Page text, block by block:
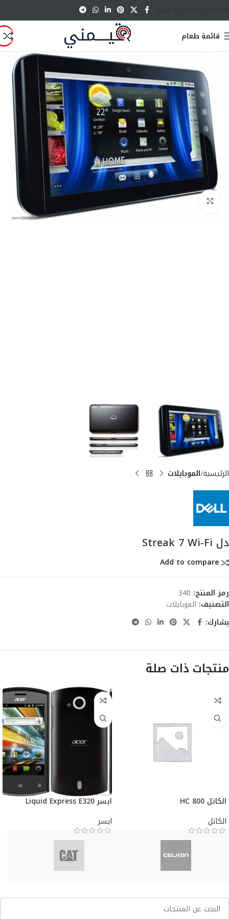
قائمة طعام
انقر للتكبير
الرئيسية الموبايلات
دل Streak 7 Wi-Fi
Add to compare
رمز المنتج: 340
التصنيف: الموبايلات
يشارك:
منتجات ذات صلة
الكاتل HC 800
الكاتل
ايسر Liquid Express E320
ايسر